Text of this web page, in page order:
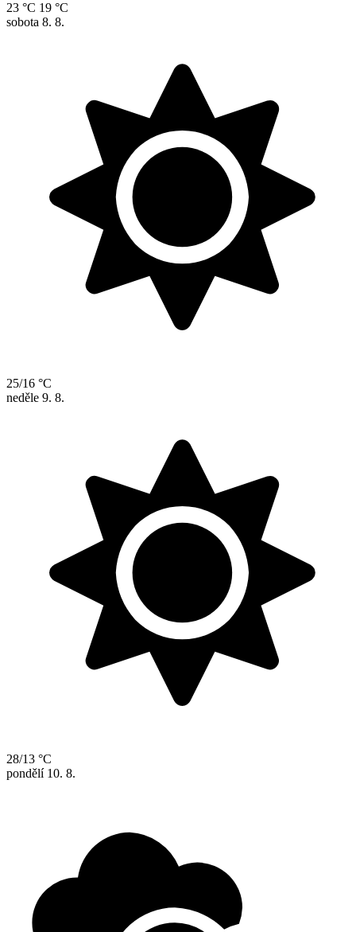
23 °C 19 °C
sobota 8. 8.
25/16 °C
neděle 9. 8.
28/13 °C
pondělí 10. 8.